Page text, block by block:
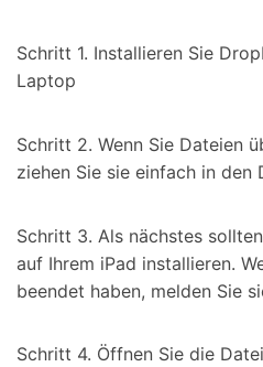
Schritt 1. Installieren Sie
Laptop
Schritt 2. Wenn Sie Dateien
ziehen Sie sie einfach in den
Schritt 3. Als nächstes
auf Ihrem iPad installieren.
beendet haben, melden Sie
Schritt 4. Öffnen Sie die